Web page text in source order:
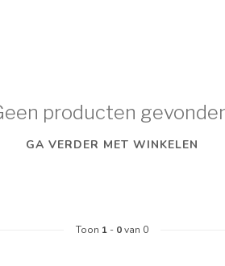
producten
GA VERDER MET WINKELEN
Toon 1 - 0van 0